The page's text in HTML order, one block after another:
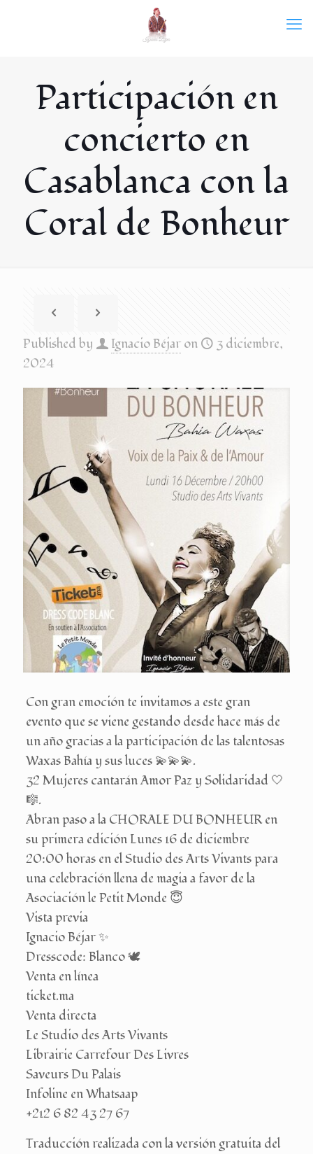
Participación en
concierto en
Casablanca con la
Coral de Bonheur
Published by Ignacio Béjar on
3 diciembre,
2024
Con gran emoción te invitamos a este gran
evento que se viene gestando desde hace más de
un año gracias a la participación de las talentosas
Waxas Bahía y sus luces 💫💫💫.
32 Mujeres cantarán Amor Paz y Solidaridad 🤍
🎼.
Abran paso a la CHORALE DU BONHEUR en
su primera edición Lunes 16 de diciembre
20:00 horas en el Studio des Arts Vivants para
una celebración llena de magia a favor de la
Asociación le Petit Monde 😇
Vista previa
Ignacio Béjar ✨
Dresscode: Blanco 🕊️
Venta en línea
ticket.ma
Venta directa
Le Studio des Arts Vivants
Librairie Carrefour Des Livres
Saveurs Du Palais
Infoline en Whatsaap
+212 6 82 43 27 67
Traducción realizada con la versión gratuita del